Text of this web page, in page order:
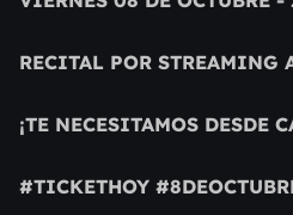
RECITAL POR STREAMING
¡TE NECESITAMOS DESDE
#TICKETHOY